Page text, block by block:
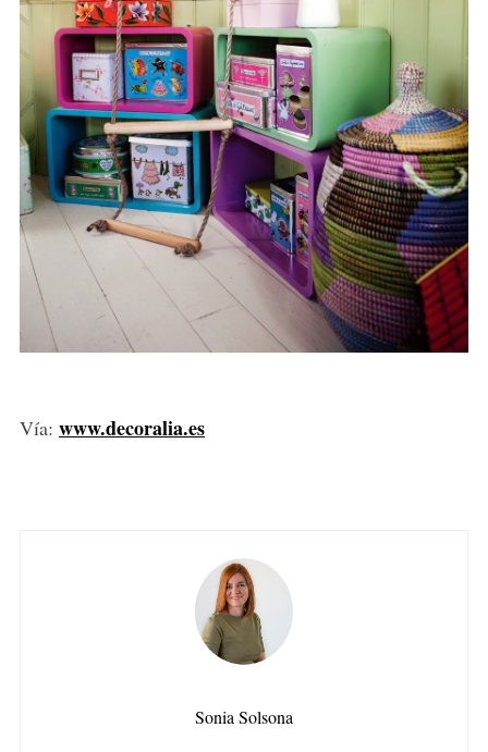
Vía: www.decoralia.es
Sonia Solsona